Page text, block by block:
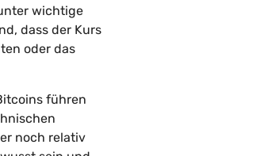
wichtige
dass der Kurs
oder das
führen
noch relativ